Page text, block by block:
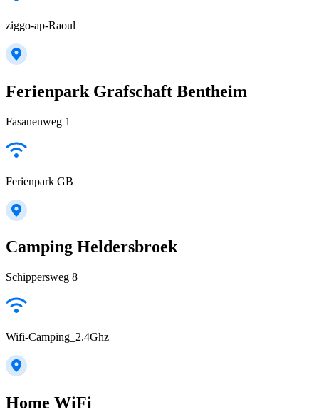
ziggo-ap-Raoul
Ferienpark Grafschaft Bentheim
Fasanenweg 1
Ferienpark GB
Camping Heldersbroek
Schippersweg 8
Wifi-Camping_2.4Ghz
Home WiFi